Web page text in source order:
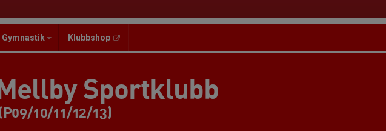
Gymnastik Klubbshop
Sportklubb
10/11/12/13)